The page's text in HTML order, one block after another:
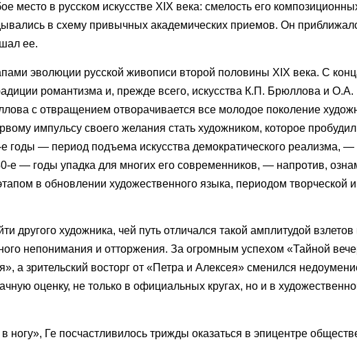
место в русском искусстве XIX века: смелость его
в схему привычных академических приемов. Он
ее.
эволюции русской живописи второй половины XIX века. С
романтизма и, прежде всего, искусства К.П. Брюллова и О.А.
с отвращением отворачивается все молодое поколение
импульсу своего желания стать художником, которое
— период подъема искусства демократического реализма,
е — годы упадка для многих его современников, — напротив,
в обновлении художественного языка, периодом творческой и
другого художника, чей путь отличался такой амплитудой
непонимания и отторжения. За огромным успехом «Тайной
а зрительский восторг от «Петра и Алексея» сменился
оценку, не только в официальных кругах, но и в
Ге посчастливилось трижды оказаться в эпицентре